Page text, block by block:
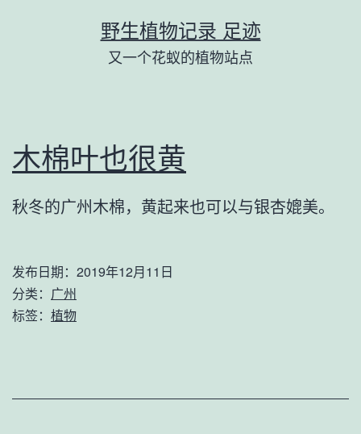
野生植物记录 足迹
又一个花蚁的植物站点
木棉叶也很黄
秋冬的广州木棉，黄起来也可以与银杏媲美。
发布日期： 2019年12月11日
分类： 广州
标签： 植物